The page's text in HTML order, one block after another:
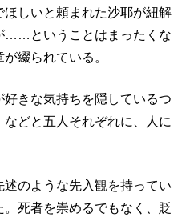
しいと頼まれた沙耶が紐解
……ということはまったくな
綴られている。
きな気持ちを隠しているつ
どと五人それぞれに、人に
のような先入観を持ってい
死者を崇めるでもなく、貶